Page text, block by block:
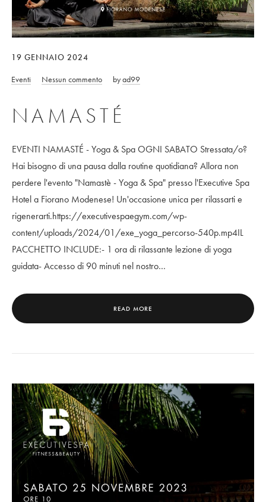
19 GENNAIO 2024
Eventi Nessun commento byad99
NAMASTÉ
EVENTI NAMASTÉ - Yoga & Spa OGNI SABATO Stressata/o?
Hai bisogno di una pausa dalla routine quotidiana? Allora non
perdere l'evento "Namastè - Yoga & Spa" presso l'Executive Spa
Hotel a Fiorano Modenese! Un'occasione unica per rilassarti e
rigenerarti.https://executivespaegym.com/wp-
content/uploads/2024/01/exe_yoga_percorso-540p.mp4IL
PACCHETTO INCLUDE:- 1 ora di rilassante lezione di yoga
guidata- Accesso di 90 minuti nel nostro…
READ MORE